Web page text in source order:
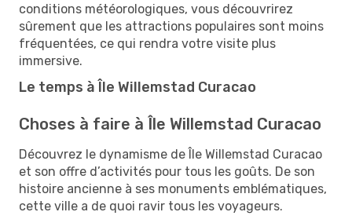
conditions météorologiques, vous découvrirez
sûrement que les attractions populaires sont moins
fréquentées, ce qui rendra votre visite plus
immersive.
Le temps à Île Willemstad Curacao
Choses à faire à Île Willemstad Curacao
Découvrez le dynamisme de Île Willemstad Curacao
et son offre d’activités pour tous les goûts. De son
histoire ancienne à ses monuments emblématiques,
cette ville a de quoi ravir tous les voyageurs.